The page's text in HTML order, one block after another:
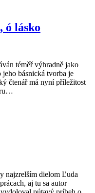
ó lásko
téměř výhradně jako
jeho básnická tvorba je
čtenář má nyní příležitost
najzrelším dielom Ľuda
aj tu sa autor